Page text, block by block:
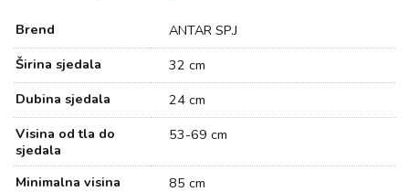
Brend
ANTAR SP.J
Širina sjedala
32 cm
Dubina sjedala
24 cm
Visina od tla do
sjedala
53-69 cm
Minimalna visina
85 cm